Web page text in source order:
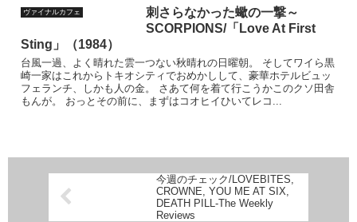
ヴァイナルカフェ
刺さらなかった蠍の一撃～
SCORPIONS/「Love At First
Sting」（1984）
台風一過、よく晴れた雲一つない秋晴れの日曜朝。 そしてワイら黒
崎一家はこれからトキオシティでおめかしして、豪華ホテルビュッ
フェランチ、しかも人の金。 さあて何を着て行こうかこのクソ田舎
もんが。 おっとその前に、まずはコオヒイひいてレコ...
今週のチェック/LOVEBITES,
CROWNE, YOU ME AT SIX,
DEATH PILL-The Weekly
Reviews